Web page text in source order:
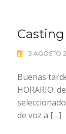
3 AGOSTO
Buenas
HORARIO:
de voz a […]